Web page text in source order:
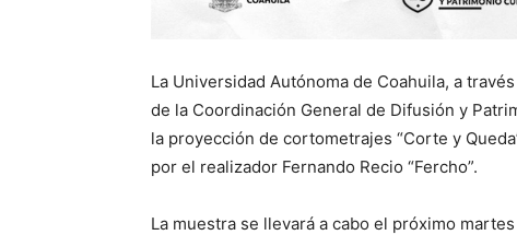
La Universidad Autónoma de Coahuila, a
de la Coordinación General de Difusión y
la proyección de cortometrajes “Corte y
por el realizador Fernando Recio “Fercho”.
La muestra se llevará a cabo el próximo